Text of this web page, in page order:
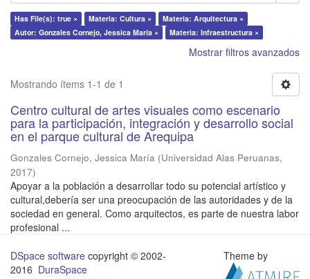
Has File(s): true × Materia: Cultura ×
Materia: Arquitectura ×
Autor: Gonzales Cornejo, Jessica María ×
Materia: Infraestructura ×
Mostrar filtros avanzados
Mostrando ítems 1-1 de 1
Centro cultural de artes visuales como escenario
para la participación, integración y desarrollo social
en el parque cultural de Arequipa
Gonzales Cornejo, Jessica María (Universidad Alas Peruanas,
2017)
Apoyar a la población a desarrollar todo su potencial artístico y
cultural,debería ser una preocupación de las autoridades y de la
sociedad en general. Como arquitectos, es parte de nuestra labor
profesional ...
DSpace software copyright © 2002-
2016 DuraSpace
Theme by